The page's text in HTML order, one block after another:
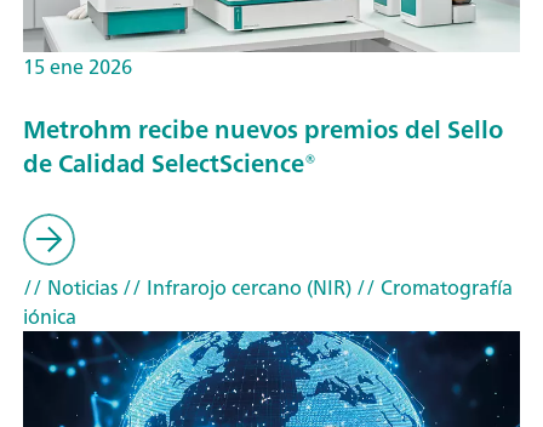
15 ene 2026
Metrohm recibe nuevos premios del Sello
de Calidad SelectScience®
// Noticias// Infrarojo cercano (NIR)// Cromatografía
iónica